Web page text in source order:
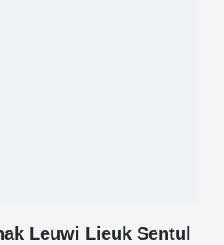
Leuwi Lieuk Sentul